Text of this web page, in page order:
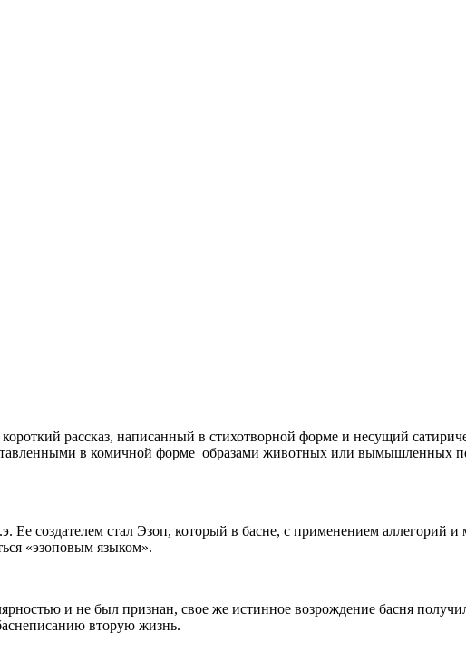
короткий рассказ, написанный в стихотворной форме и несущий
в комичной форме образами животных или вымышленных
Ее создателем стал Эзоп, который в басне, с применением
«эзоповым языком».
и не был признан, свое же истинное возрождение басня
вторую жизнь.